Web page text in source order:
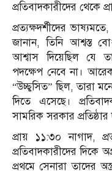
প্রতিবাদকারীদের থেকে
প্রত্যক্ষদর্শীদের
জানান, তিনি আশ্বস্ত
আশ্বাস দিয়েছিল যে
পদক্ষেপ নেবে না।
“উচ্ছ্বসিত” ছিল, তারা
দিতে এসেছে।
সামরিক সরকার প্রতিষ্ঠার
প্রায় ১১:৩০ নাগাদ,
প্রতিবাদকারীদের দিকে
প্রথমে সেনারা তাদের